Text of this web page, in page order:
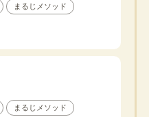
まるじメソッド
まるじメソッド